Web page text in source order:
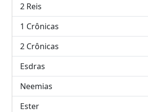
2 Reis
1 Crônicas
2 Crônicas
Esdras
Neemias
Ester